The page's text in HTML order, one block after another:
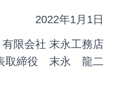
2022年1月1日
有限会社 末永工務店
取締役 末永 龍二